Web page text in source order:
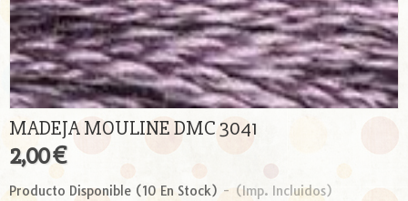
MADEJA MOULINE DMC 3041
2,00 €
Producto Disponible (10 En Stock) - (Imp. Incluidos)